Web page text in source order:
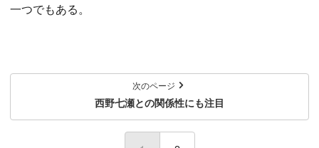
一つでもある。
次のページ
西野七瀬との関係性にも注目